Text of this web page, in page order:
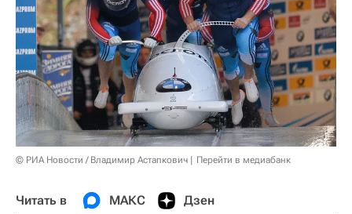
© РИА Новости / Владимир Астапкович Перейти в медиабанк
Читать в МАКС Дзен